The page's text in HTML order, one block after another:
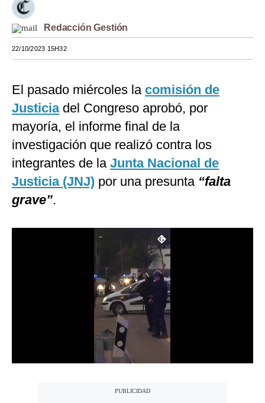
Lujo
Viajes
Moda
Mundo
EEUU
México
España
Internacional
Redacción Gestión
22/10/2023 15H32
El pasado miércoles la comisión de
Justicia del Congreso aprobó, por
mayoría, el informe final de la
investigación que realizó contra los
integrantes de la Junta Nacional de
Justicia (JNJ) por una presunta “falta
grave”.